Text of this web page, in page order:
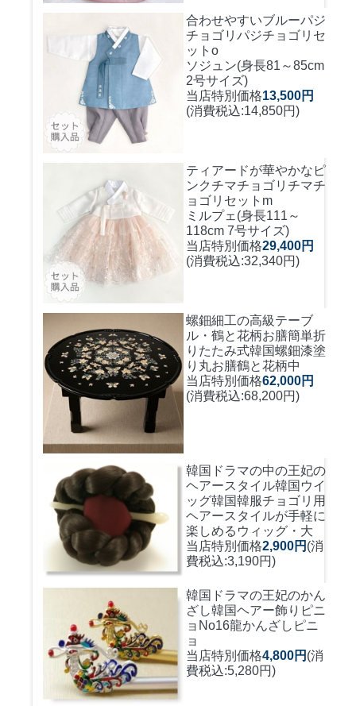
合わせやすいブルーパジ
チョゴリ パジチョゴリセ
ットo
ソジュン(身長81～85cm
2号サイズ)
当店特別価格13,500円
(消費税込:14,850円)
ティアードが華やかなピ
ンクチマチョゴリ チマチ
ョゴリセットm
ミルプェ(身長111～
118cm 7号サイズ)
当店特別価格29,400円
(消費税込:32,340円)
螺鈿細工の高級テーブ
ル・鶴と花柄お膳簡単折
りたたみ式韓国螺鈿漆塗
り丸お膳鶴と花柄中
当店特別価格62,000円
(消費税込:68,200円)
韓国ドラマの中の王妃の
ヘアースタイル韓国ウイ
ッグ韓国韓服チョゴリ用
ヘアースタイルが手軽に
楽しめるウィッグ・大
当店特別価格2,900円 (消
費税込:3,190円)
韓国ドラマの王妃のかん
ざし韓国ヘアー飾りピニ
ョNo16龍かんざしピニ
ョ
当店特別価格4,800円 (消
費税込:5,280円)